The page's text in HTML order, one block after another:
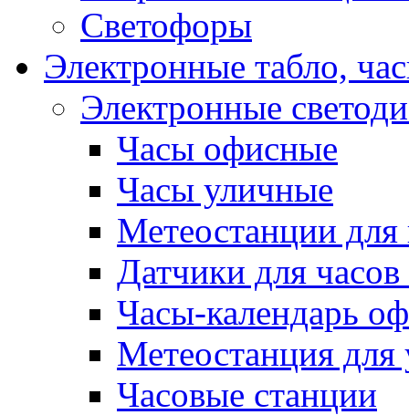
Светофоры
Электронные табло,
Электронные
Часы офисные
Часы уличные
Метеостанции
Датчики для
Часы-календарь
Метеостанция
Часовые станции